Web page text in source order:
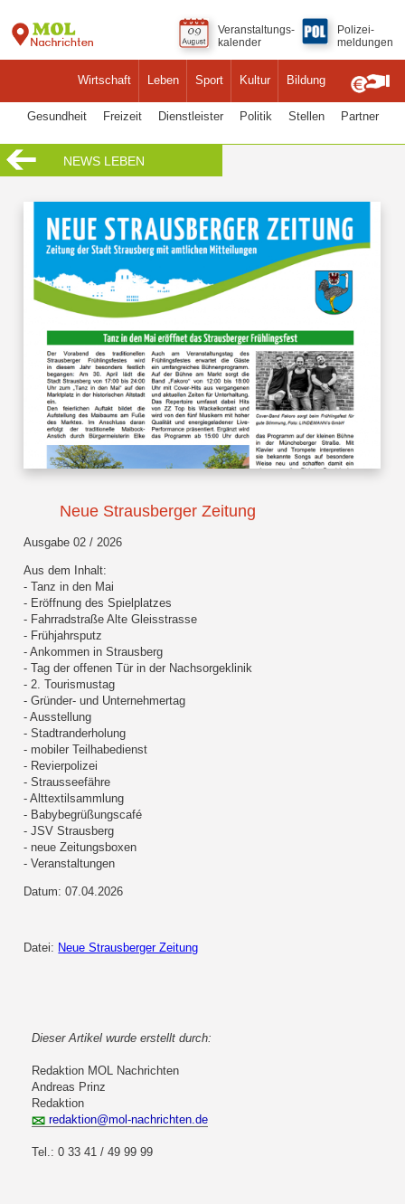
Wirtschaft Leben Sport Kultur Bildung
Veranstaltungs-
kalender
Polizei-
meldungen
Gesundheit Freizeit Dienstleister Politik Stellen Partner
NEWS LEBEN
Neue Strausberger Zeitung
Ausgabe 02 / 2026
Aus dem Inhalt:
- Tanz in den Mai
- Eröffnung des Spielplatzes
- Fahrradstraße Alte Gleisstrasse
- Frühjahrsputz
- Ankommen in Strausberg
- Tag der offenen Tür in der Nachsorgeklinik
- 2. Tourismustag
- Gründer- und Unternehmertag
- Ausstellung
- Stadtranderholung
- mobiler Teilhabedienst
- Revierpolizei
- Strausseefähre
- Alttextilsammlung
- Babybegrüßungscafé
- JSV Strausberg
- neue Zeitungsboxen
- Veranstaltungen
Datum: 07.04.2026
Datei: Neue Strausberger Zeitung
Dieser Artikel wurde erstellt durch:
Redaktion MOL Nachrichten
Andreas Prinz
Redaktion
redaktion@mol-nachrichten.de
Tel.: 0 33 41 / 49 99 99